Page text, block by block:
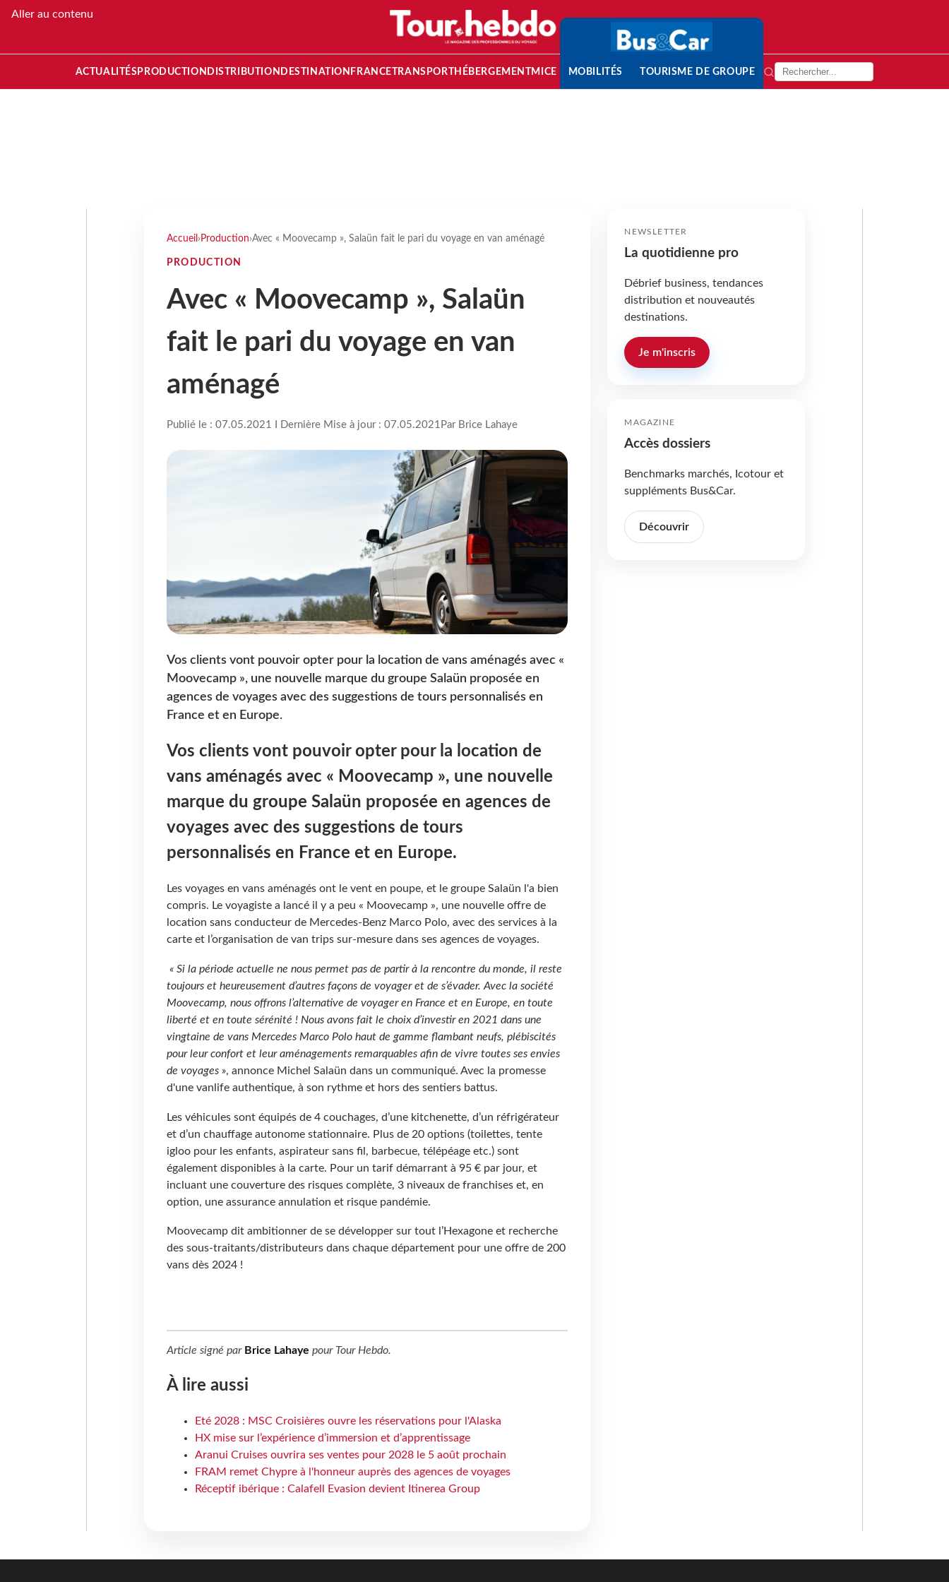
Aller au contenu
ACTUALITÉS PRODUCTION DISTRIBUTION DESTINATION FRANCETRANSPORT HÉBERGEMENTMICE MOBILITÉS TOURISME DE GROUPE
Accueil › Production›Avec « Moovecamp », Salaün fait le pari du voyage en van aménagé
PRODUCTION
Avec « Moovecamp », Salaün
fait le pari du voyage en van
aménagé
Publié le : 07.05.2021 I Dernière Mise à jour : 07.05.2021 Par Brice Lahaye
Vos clients vont pouvoir opter pour la location de vans aménagés avec «
Moovecamp », une nouvelle marque du groupe Salaün proposée en
agences de voyages avec des suggestions de tours personnalisés en
France et en Europe.
Vos clients vont pouvoir opter pour la location de
vans aménagés avec « Moovecamp », une nouvelle
marque du groupe Salaün proposée en agences de
voyages avec des suggestions de tours
personnalisés en France et en Europe.
Les voyages en vans aménagés ont le vent en poupe, et le groupe Salaün l'a bien
compris. Le voyagiste a lancé il y a peu « Moovecamp », une nouvelle offre de
location sans conducteur de Mercedes-Benz Marco Polo, avec des services à la
carte et l’organisation de van trips sur-mesure dans ses agences de voyages.
« Si la période actuelle ne nous permet pas de partir à la rencontre du monde, il reste
toujours et heureusement d’autres façons de voyager et de s’évader. Avec la société
Moovecamp, nous offrons l’alternative de voyager en France et en Europe, en toute
liberté et en toute sérénité ! Nous avons fait le choix d’investir en 2021 dans une
vingtaine de vans Mercedes Marco Polo haut de gamme flambant neufs, plébiscités
pour leur confort et leur aménagements remarquables afin de vivre toutes ses envies
de voyages », annonce Michel Salaün dans un communiqué. Avec la promesse
d'une vanlife authentique, à son rythme et hors des sentiers battus.
Les véhicules sont équipés de 4 couchages, d’une kitchenette, d’un réfrigérateur
et d’un chauffage autonome stationnaire. Plus de 20 options (toilettes, tente
igloo pour les enfants, aspirateur sans fil, barbecue, télépéage etc.) sont
également disponibles à la carte. Pour un tarif démarrant à 95 € par jour, et
incluant une couverture des risques complète, 3 niveaux de franchises et, en
option, une assurance annulation et risque pandémie.
Moovecamp dit ambitionner de se développer sur tout l’Hexagone et recherche
des sous-traitants/distributeurs dans chaque département pour une offre de 200
vans dès 2024 !
Article signé par Brice Lahaye pour Tour Hebdo.
À lire aussi
Eté 2028 : MSC Croisières ouvre les réservations pour l'Alaska
HX mise sur l’expérience d’immersion et d’apprentissage
Aranui Cruises ouvrira ses ventes pour 2028 le 5 août prochain
FRAM remet Chypre à l'honneur auprès des agences de voyages
Réceptif ibérique : Calafell Evasion devient Itinerea Group
NEWSLETTER
La quotidienne pro
Débrief business, tendances
distribution et nouveautés
destinations.
Je m'inscris
MAGAZINE
Accès dossiers
Benchmarks marchés, Icotour et
suppléments Bus&Car.
Découvrir